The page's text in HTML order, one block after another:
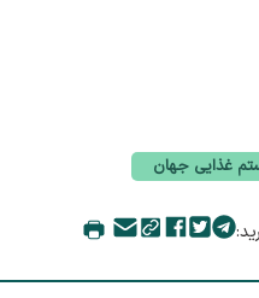
غذایی جهان